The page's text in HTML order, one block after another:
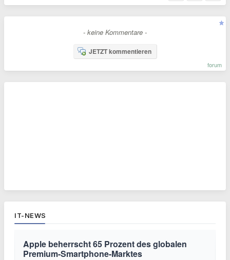
- keine Kommentare -
JETZT kommentieren
forum
IT-NEWS
Apple beherrscht 65 Prozent des globalen
Premium-Smartphone-Marktes